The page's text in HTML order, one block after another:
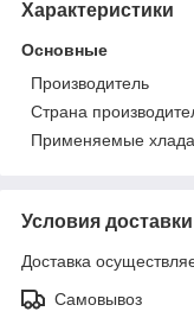
Характеристики
Основные
Производитель
Страна
Применяемые
Условия доставки
Доставка
Самовывоз